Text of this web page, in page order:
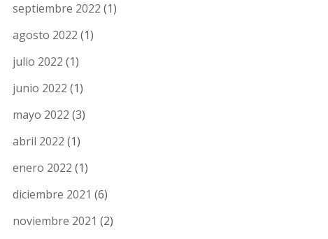
septiembre 2022 (1)
agosto 2022 (1)
julio 2022 (1)
junio 2022 (1)
mayo 2022 (3)
abril 2022 (1)
enero 2022 (1)
diciembre 2021 (6)
noviembre 2021 (2)